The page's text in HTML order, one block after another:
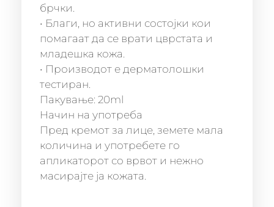
брчки.
• Благи, но активни состојки кои
помагаат да се врати цврстата и
младешка кожа.
• Производот е дерматолошки
тестиран.
Пакување: 20ml
Начин на употреба
Пред кремот за лице, земете мала
количина и употребете го
апликаторот со врвот и нежно
масирајте ја кожата.